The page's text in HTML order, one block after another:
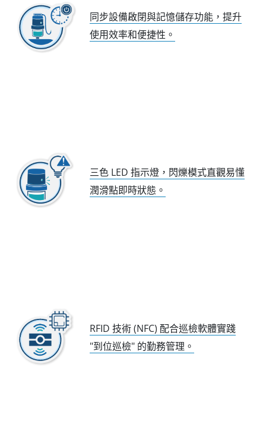
同步設備啟閉與記憶儲存功能，提升
使用效率和便捷性。
三色 LED 指示燈，閃爍模式直觀易懂
潤滑點即時狀態。
RFID 技術 (NFC) 配合巡檢軟體實踐
"到位巡檢" 的勤務管理。